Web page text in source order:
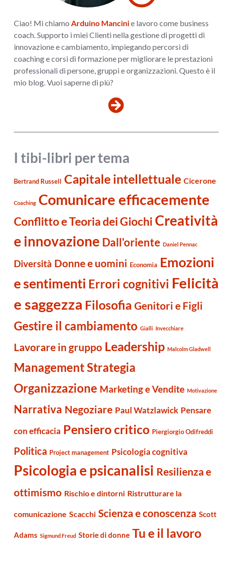
Ciao! Mi chiamo Arduino Mancinie lavoro come business
coach. Supporto i miei Clienti nella gestione di progetti di
innovazione e cambiamento, impiegando percorsi di
coaching e corsi di formazione per migliorare le prestazioni
professionali di persone, gruppi e organizzazioni. Questo è il
mio blog. Vuoi saperne di più?
I tibi-libri per tema
Bertrand Russell Capitale intellettuale Cicerone
Coaching Comunicare efficacemente
Conflitto e Teoria dei Giochi Creatività
e innovazione Dall'oriente Daniel Pennac
Diversità Donne e uomini Economia Emozioni
e sentimenti Errori cognitivi Felicità
e saggezza Filosofia Genitori e Figli
Gestire il cambiamento Gialli Invecchiare
Lavorare in gruppo Leadership Malcolm Gladwell
Management Strategia
Organizzazione Marketing e Vendite Motivazione
Narrativa Negoziare Paul Watzlawick Pensare
con efficacia Pensiero critico Piergiorgio Odifreddi
Politica Project management Psicologia cognitiva
Psicologia e psicanalisi Resilienza e
ottimismo Rischio e dintorni Ristrutturare la
comunicazione Scacchi Scienza e conoscenza Scott
Adams Sigmund Freud Storie di donne Tu e il lavoro